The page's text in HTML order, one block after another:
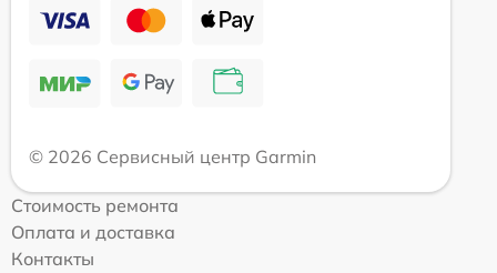
© 2026 Сервисный центр Garmin
Стоимость ремонта
Оплата и доставка
Контакты